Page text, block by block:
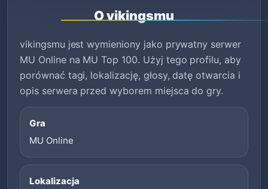
O vikingsmu
vikingsmu jest wymieniony jako prywatny serwer
MU Online na MU Top 100. Użyj tego profilu, aby
porównać tagi, lokalizację, głosy, datę otwarcia i
opis serwera przed wyborem miejsca do gry.
Gra
MU Online
Lokalizacja